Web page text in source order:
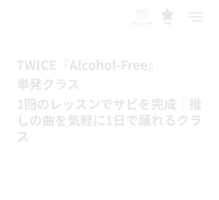
予約
スケジュール
TWICE『Alcohol-Free』
単発クラス
1回のレッスンでサビを完成｜推
しの曲を気軽に1日で踊れるクラ
ス